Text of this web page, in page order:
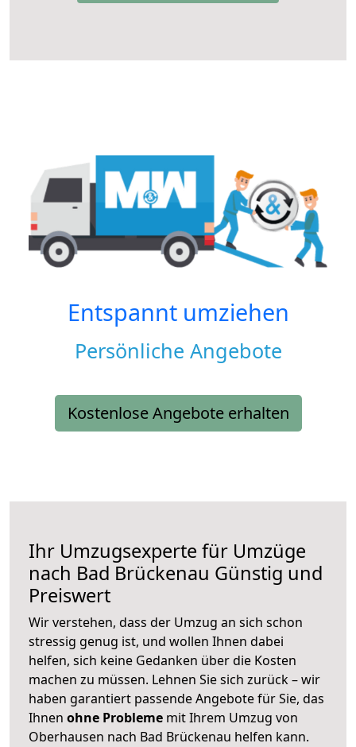
Entspannt umziehen
Persönliche Angebote
Kostenlose Angebote erhalten
Ihr Umzugsexperte für Umzüge
nach Bad Brückenau Günstig und
Preiswert
Wir verstehen, dass der Umzug an sich schon
stressig genug ist, und wollen Ihnen dabei
helfen, sich keine Gedanken über die Kosten
machen zu müssen. Lehnen Sie sich zurück – wir
haben garantiert passende Angebote für Sie, das
Ihnen ohne Probleme mit Ihrem Umzug von
Oberhausen nach Bad Brückenau helfen kann.